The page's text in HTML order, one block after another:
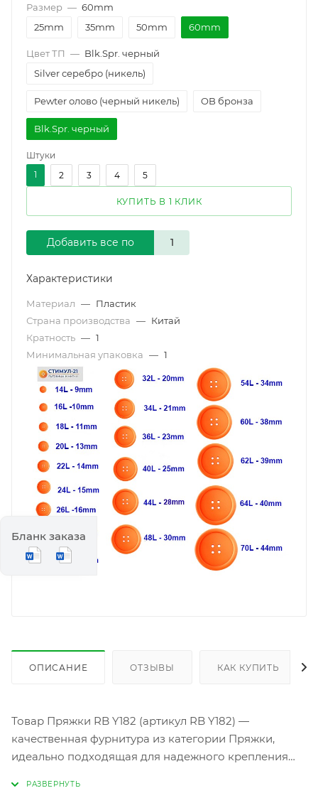
Размер — 60mm
25mm
35mm 50mm 60mm
Цвет ТП — Blk.Spr. черный
Silver серебро (никель)
Pewter олово (черный никель) OB бронза
Blk.Spr. черный
Штуки
1
2 3 4 5
КУПИТЬ В 1 КЛИК
Добавить все по
Характеристики
Материал — Пластик
Страна производства — Китай
Кратность — 1
Минимальная упаковка — 1
ОПИСАНИЕ ОТЗЫВЫ КАК КУПИТЬ
Товар Пряжки RB Y182 (артикул RB Y182) —
качественная фурнитура из категории Пряжки,
идеально подходящая для надежного крепления
Бланк заказа